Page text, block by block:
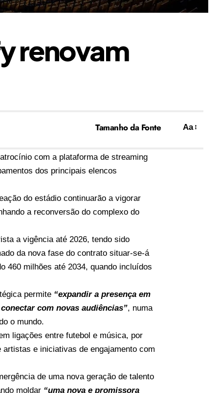
renovam
Tamanho da Fonte Aa
com a plataforma de streaming
dos principais elencos
do estádio continuarão a vigorar
a reconversão do complexo do
a vigência até 2026, tendo sido
da nova fase do contrato situar-se-á
460 milhões até 2034, quando incluídos
permite “expandir a presença em
com novas audiências”, numa
o mundo.
ligações entre futebol e música, por
e iniciativas de engajamento com
de uma nova geração de talento
moldar “uma nova e promissora